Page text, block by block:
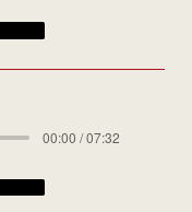
00:00 / 07:32